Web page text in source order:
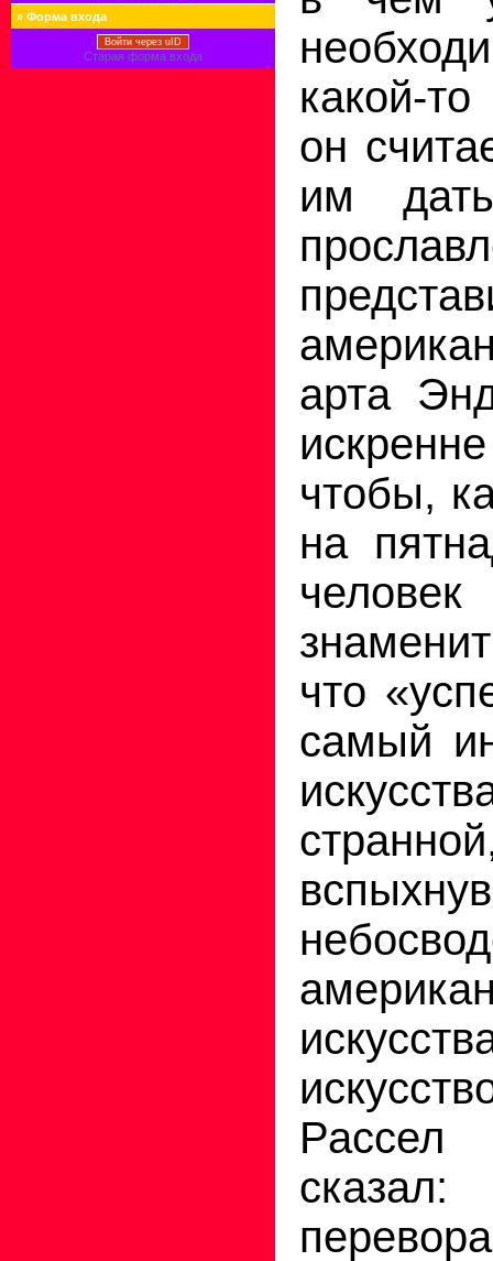
» Форма входа
Войти через uID
Старая форма входа
какой-
он
им
арта
чтобы,
на
что
самый
Рассел